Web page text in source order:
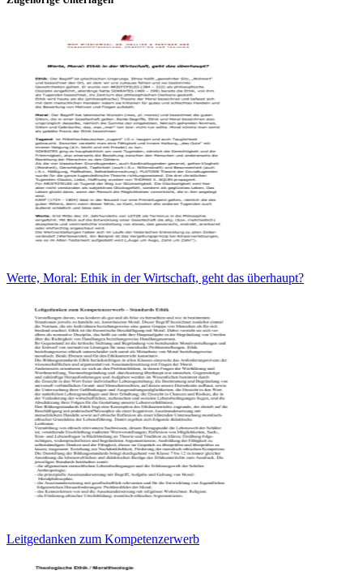
Werte, Moral: Ethik in der Wirtschaft, geht das überhaupt?
Leitgedanken zum Kompetenzerwerb